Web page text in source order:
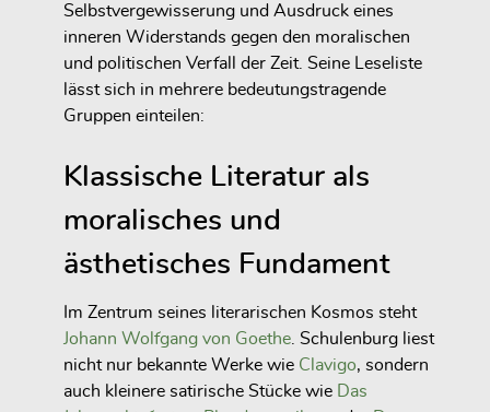
Selbstvergewisserung und Ausdruck eines
inneren Widerstands gegen den moralischen
und politischen Verfall der Zeit. Seine Leseliste
lässt sich in mehrere bedeutungstragende
Gruppen einteilen:
Klassische Literatur als
moralisches und
ästhetisches Fundament
Im Zentrum seines literarischen Kosmos steht
Johann Wolfgang von Goethe . Schulenburg liest
nicht nur bekannte Werke wie Clavigo, sondern
auch kleinere satirische Stücke wie
Das